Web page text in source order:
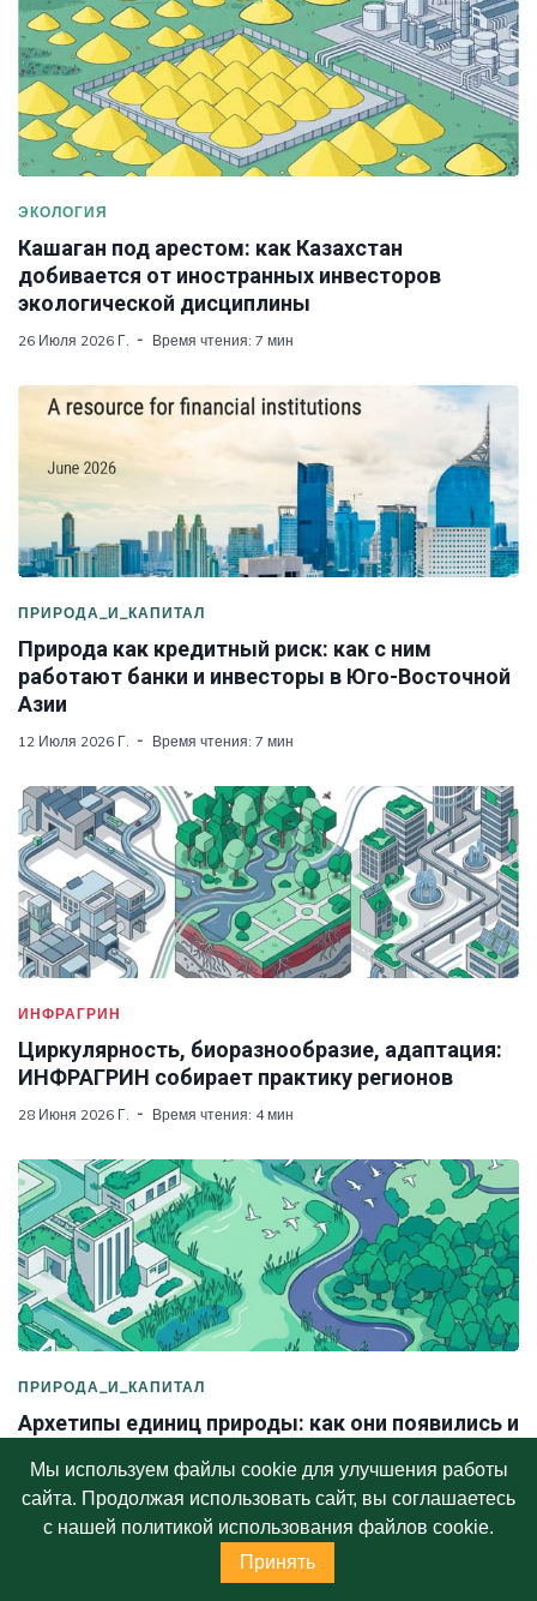
ЭКОЛОГИЯ
Кашаган под арестом: как Казахстан
добивается от иностранных инвесторов
экологической дисциплины
26 Июля 2026 Г. Время чтения: 7 мин
ПРИРОДА_И_КАПИТАЛ
Природа как кредитный риск: как с ним
работают банки и инвесторы в Юго-Восточной
Азии
12 Июля 2026 Г. Время чтения: 7 мин
ИНФРАГРИН
Циркулярность, биоразнообразие, адаптация:
ИНФРАГРИН собирает практику регионов
28 Июня 2026 Г. Время чтения: 4 мин
ПРИРОДА_И_КАПИТАЛ
Архетипы единиц природы: как они появились и
20 Июня 2026 Г.
Мы используем файлы cookie для улучшения работы
сайта. Продолжая использовать сайт, вы соглашаетесь
с нашей политикой использования файлов cookie.
Принять